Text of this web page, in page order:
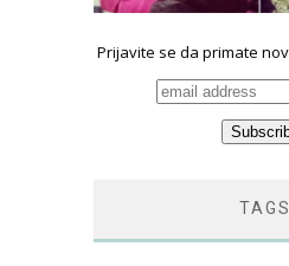
Prijavite se da primate
TAGS